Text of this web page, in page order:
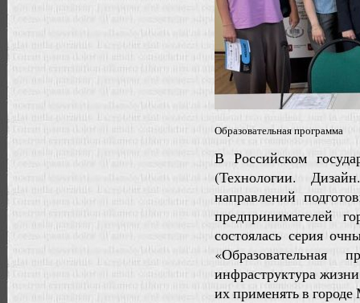
Образовательная программа
В Российском
(Технологии.
направлений
предпринимателей
состоялась серия
«Образовательная
инфраструктура
их применять в